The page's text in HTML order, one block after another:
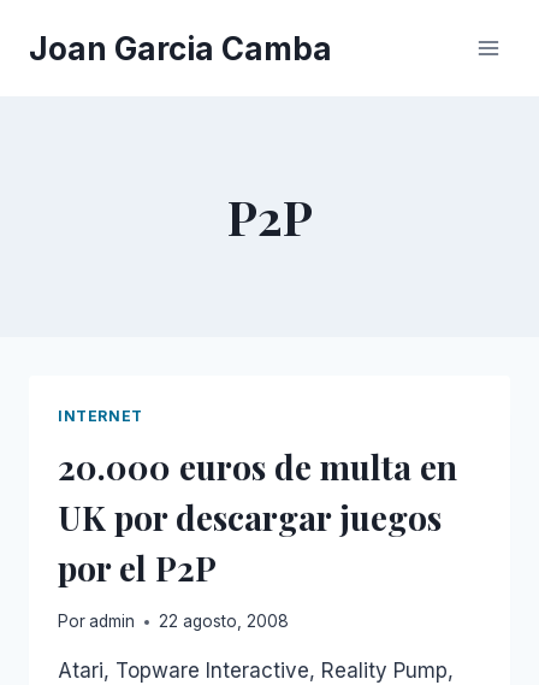
Joan Garcia Camba
P2P
INTERNET
20.000 euros de multa en
UK por descargar juegos
por el P2P
Poradmin 22 agosto, 2008
Atari, Topware Interactive, Reality Pump,